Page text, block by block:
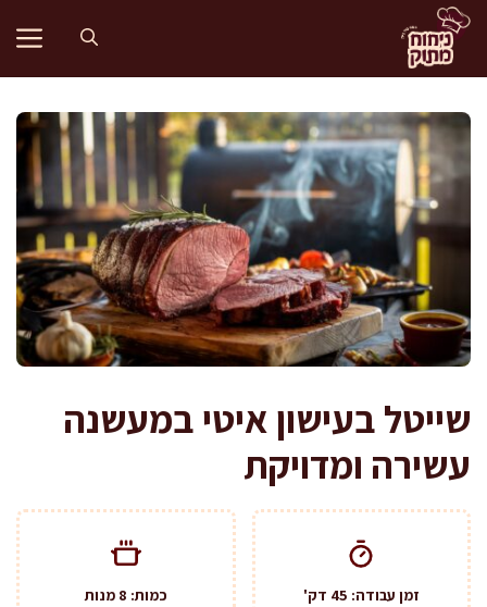
לדלג
לתוכן
שייטל בעישון איטי במעשנה
עשירה ומדויקת
זמן עבודה: 45 דק' כמות: 8 מנות